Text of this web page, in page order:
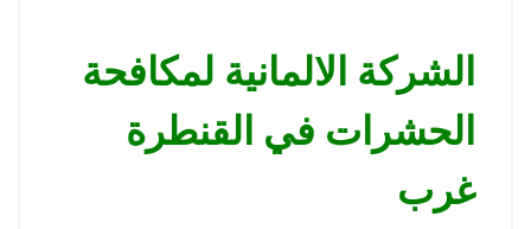
الشركة الالمانية لمكافحة
الحشرات في القنطرة
غرب